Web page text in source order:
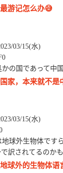
游记怎么办😅
03/15(水)
の国であって中
家，本来就不是
03/15(水)
球外生物体です
訳されてるのか
球外的生物体语